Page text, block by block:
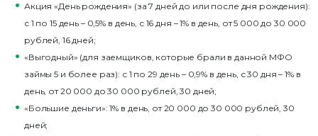
Акция «День рождения» (за 7 дней до или после дня рождения):
с 1 по 15 день – 0,5% в день, с 16 дня – 1% в день, от 5 000 до 30 000
рублей, 16 дней;
«Выгодный» (для заемщиков, которые брали в данной МФО
займы 5 и более раз): с 1 по 29 день – 0,9% в день, с 30 дня – 1% в
день, от 20 000 до 30 000 рублей, 30 дней;
«Большие деньги»: 1% в день, от 20 000 до 30 000 рублей, 30
дней;